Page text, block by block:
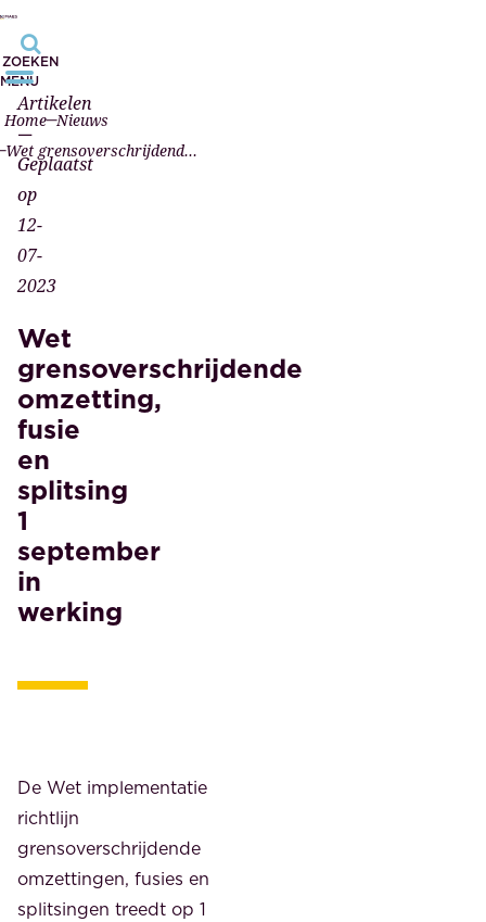
ZOEKEN
MENU
Home Nieuws
Wet grensoverschrijdende omzetting, fusie en splitsing 1 september in werking
Artikelen
—
Geplaatst
op
12-
07-
2023
Wet
grensoverschrijdende
omzetting,
fusie
en
splitsing
1
september
in
werking
De Wet implementatie
richtlijn
grensoverschrijdende
omzettingen, fusies en
splitsingen treedt op 1